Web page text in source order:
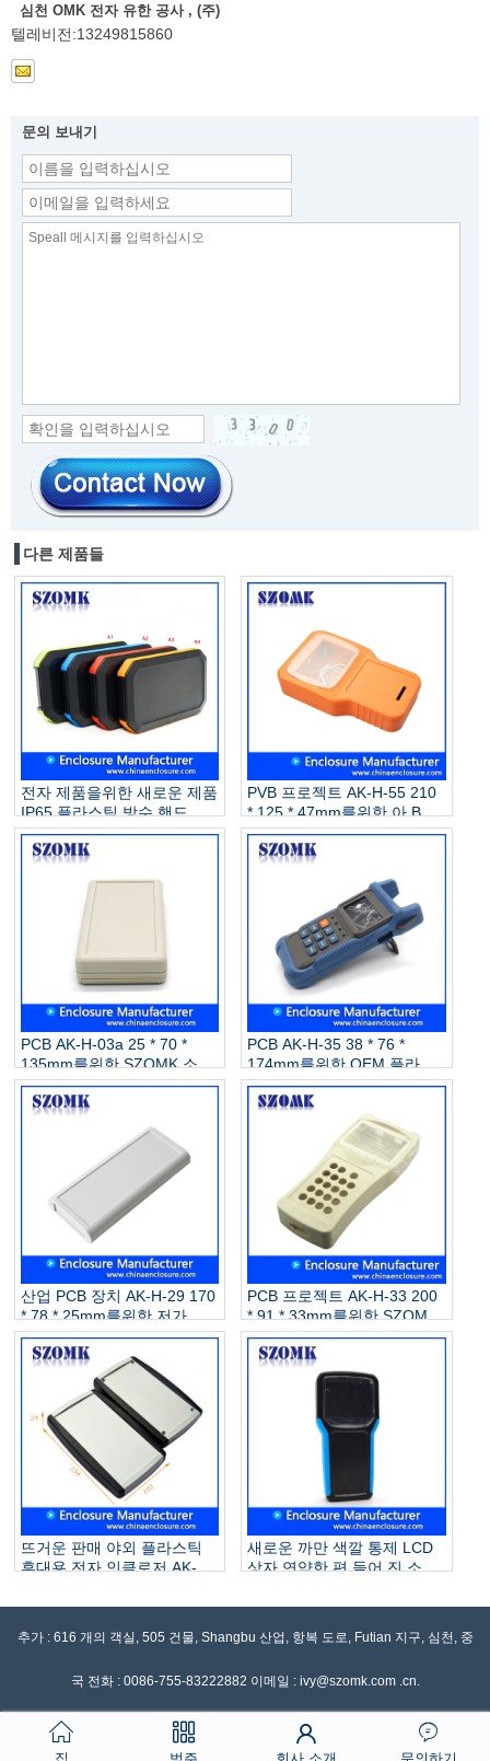
심천 OMK 전자 유한 공사 , (주)
텔레비전:13249815860
문의 보내기
다른 제품들
전자 제품을위한 새로운 제품
IP65 플라스틱 방수 핸드 헬
드 인클로저 AK-H-77 126 *
80 * 20mm
PVB 프로젝트 AK-H-55 210
* 125 * 47mm를위한 아 BS
플라스틱 울안 주문 소형 상
자
PCB AK-H-03a 25 * 70 *
135mm를위한 SZOMK 소형
울안 플라스틱 전자
PCB AK-H-35 38 * 76 *
174mm를위한 OEM 플라스
틱 소형 울안 전자 케이싱 상
자
산업 PCB 장치 AK-H-29 170
* 78 * 25mm를위한 저가 아
BS 플라스틱 울안 PCB 홀더
접속점 상자
PCB 프로젝트 AK-H-33 200
* 91 * 33mm를위한 SZOMK
OEM 아 BS 플라스틱 울안
소형 전자 상자
뜨거운 판매 야외 플라스틱
휴대용 전자 인클로저 AK-H-
새로운 까만 색깔 통제 LCD
상자 연약한 편 들어 진 소형
100 * 35mm
추가 : 616 개의 객실, 505 건물, Shangbu 산업, 항복 도로, Futian 지구, 심천, 중
국 전화 : 0086-755-83222882 이메일 : ivy@szomk.com .cn.